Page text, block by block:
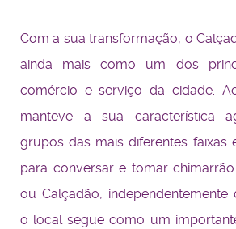
Com a sua transformação, o
ainda mais como um dos
comércio e serviço da cidade.
manteve a sua característica
grupos das mais diferentes faixas
para conversar e tomar
ou Calçadão, independentemente
o local segue como um